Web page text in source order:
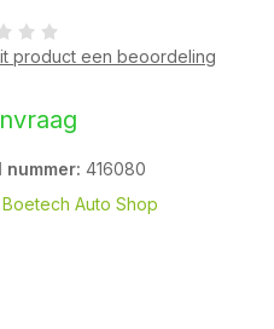
product een beoordeling
416080
Auto Shop